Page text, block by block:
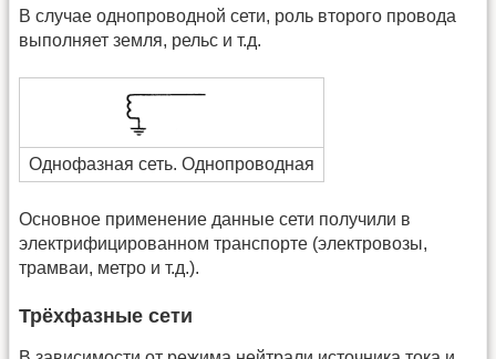
В случае однопроводной сети, роль второго провода
выполняет земля, рельс и т.д.
Однофазная сеть. Однопроводная
Основное применение данные сети получили в
электрифицированном транспорте (электровозы,
трамваи, метро и т.д.).
Трёхфазные сети